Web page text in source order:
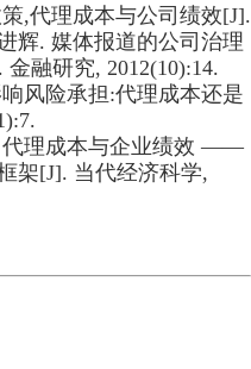
,代理成本与公司绩效[J].
辉. 媒体报道的公司治理
融研究, 2012(10):14.
风险承担:代理成本还是
代理成本与企业绩效 ——
架[J]. 当代经济科学,